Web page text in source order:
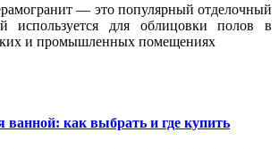
— это популярный отделочный
используется для облицовки полов в
и промышленных помещениях
ванной: как выбрать и где купить